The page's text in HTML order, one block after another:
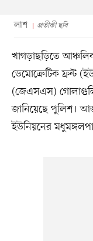
লাশ প্রতীকী ছবি
খাগড়াছড়িতে
ডেমোক্রেটিক ফ্রন্ট
(জেএসএস)
জানিয়েছে পুলিশ।
ইউনিয়নের